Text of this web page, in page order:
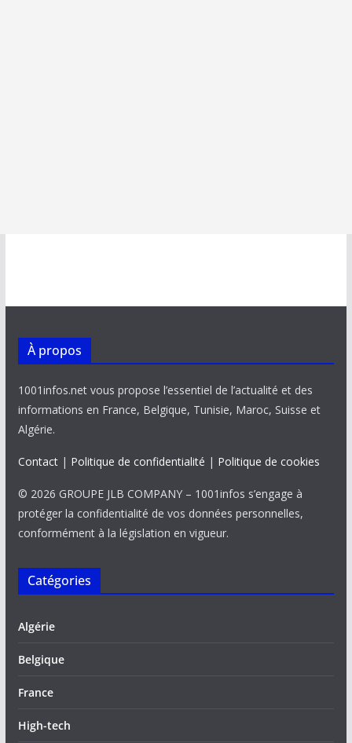
À propos
1001infos.net vous propose l’essentiel de l’actualité et des
informations en France, Belgique, Tunisie, Maroc, Suisse et
Algérie.
Contact| Politique de confidentialité | Politique de cookies
© 2026 GROUPE JLB COMPANY – 1001infos s’engage à
protéger la confidentialité de vos données personnelles,
conformément à la législation en vigueur.
Catégories
Algérie
Belgique
France
High-tech